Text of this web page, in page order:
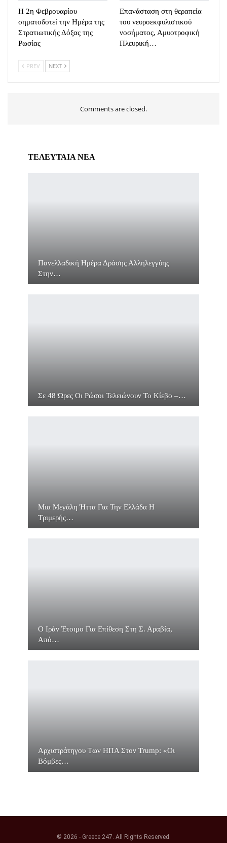
Η 2η Φεβρουαρίου
σηματοδοτεί την Ημέρα της
Στρατιωτικής Δόξας της
Ρωσίας
Επανάσταση στη θεραπεία
του νευροεκφυλιστικού
νοσήματος, Αμυοτροφική
Πλευρική…
PREV NEXT
Comments are closed.
ΤΕΛΕΥΤΑΙΑ ΝΕΑ
Πανελλαδική Ημέρα Δράσης Αλληλεγγύης
Στην…
Σε 48 Ώρες Οι Ρώσοι Τελειώνουν Το Κίεβο –…
Μια Μεγάλη Ήττα Για Την Ελλάδα Η
Τριμερής…
O Ιράν Έτοιμο Για Επίθεση Στη Σ. Αραβία,
Από…
Αρχιστράτηγου Των ΗΠΑ Στον Trump: «Οι
Βόμβες…
© 2026 - Greece 247. All Rights Reserved.